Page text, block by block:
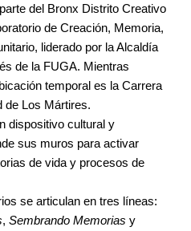
del Bronx Distrito Creativo
de Creación, Memoria,
liderado por la Alcaldía
de la FUGA. Mientras
temporal es la Carrera
de Los Mártires.
dispositivo cultural y
sus muros para activar
de vida y procesos de
, Sembrando Memorias